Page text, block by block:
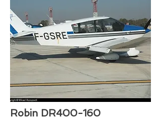
Robin DR400-160